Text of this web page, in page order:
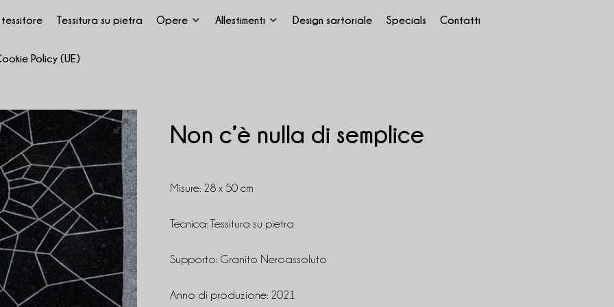
tessitore Tessitura su pietra Opere Allestimenti Design sartoriale Specials Contatti
Policy (UE)
Non c’è nulla di semplice
Misure: 28 x 50 cm
Tecnica: Tessitura su pietra
Supporto: Granito Neroassoluto
Anno di produzione: 2021